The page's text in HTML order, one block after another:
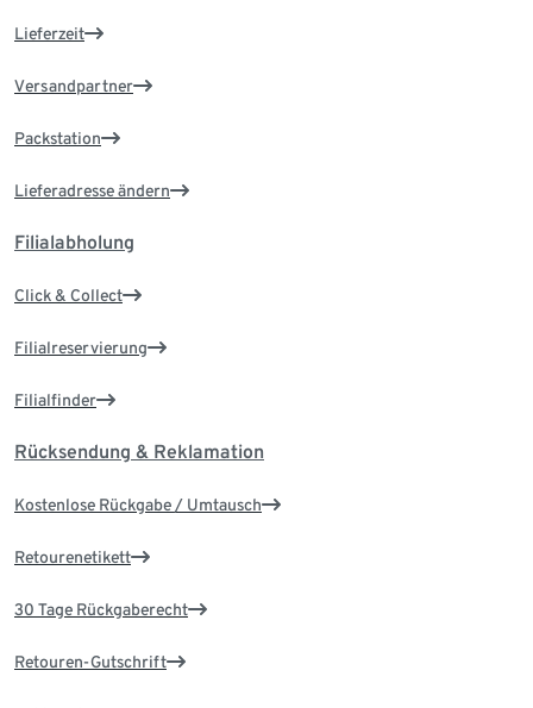
Lieferzeit
Versandpartner
Packstation
Lieferadresse ändern
Filialabholung
Click & Collect
Filialreservierung
Filialfinder
Rücksendung & Reklamation
Kostenlose Rückgabe / Umtausch
Retourenetikett
30 Tage Rückgaberecht
Retouren-Gutschrift